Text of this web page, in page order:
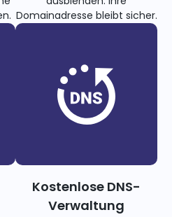
Domainadresse bleibt sicher.
Kostenlose DNS-
Verwaltung